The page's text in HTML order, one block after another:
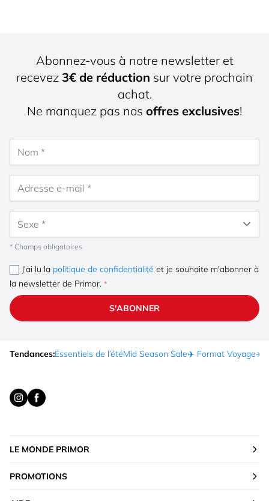
Abonnez-vous à notre newsletter et
recevez 3€ de réduction sur votre prochain
achat.
Ne manquez pas nos offres exclusives!
* Champs obligatoires
J'ai lu la politique de confidentialité et je souhaite m'abonner à
la newsletter de Primor.
S'ABONNER
Tendances:Essentiels de l’étéMid Season Sale✈️ Format Voyage☀️
LE MONDE PRIMOR
PROMOTIONS